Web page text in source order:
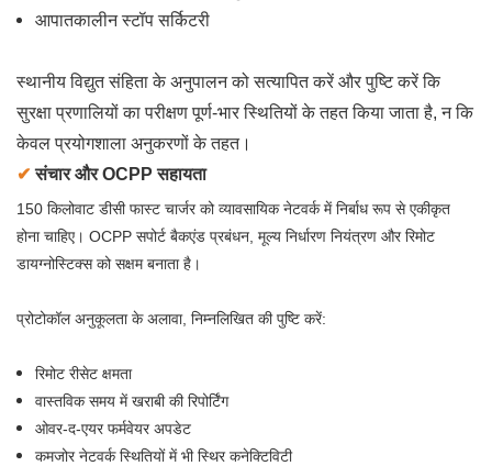
आपातकालीन स्टॉप सर्किटरी
स्थानीय विद्युत संहिता के अनुपालन को सत्यापित करें और पुष्टि करें कि
सुरक्षा प्रणालियों का परीक्षण पूर्ण-भार स्थितियों के तहत किया जाता है, न कि
केवल प्रयोगशाला अनुकरणों के तहत।
✔ संचार और OCPP सहायता
150 किलोवाट डीसी फास्ट चार्जर को व्यावसायिक नेटवर्क में निर्बाध रूप से एकीकृत
होना चाहिए। OCPP सपोर्ट बैकएंड प्रबंधन, मूल्य निर्धारण नियंत्रण और रिमोट
डायग्नोस्टिक्स को सक्षम बनाता है।
प्रोटोकॉल अनुकूलता के अलावा, निम्नलिखित की पुष्टि करें:
रिमोट रीसेट क्षमता
वास्तविक समय में खराबी की रिपोर्टिंग
ओवर-द-एयर फर्मवेयर अपडेट
कमजोर नेटवर्क स्थितियों में भी स्थिर कनेक्टिविटी